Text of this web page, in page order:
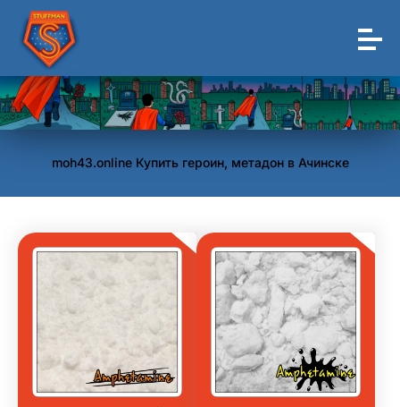
moh43.online Купить героин, метадон в Ачинске